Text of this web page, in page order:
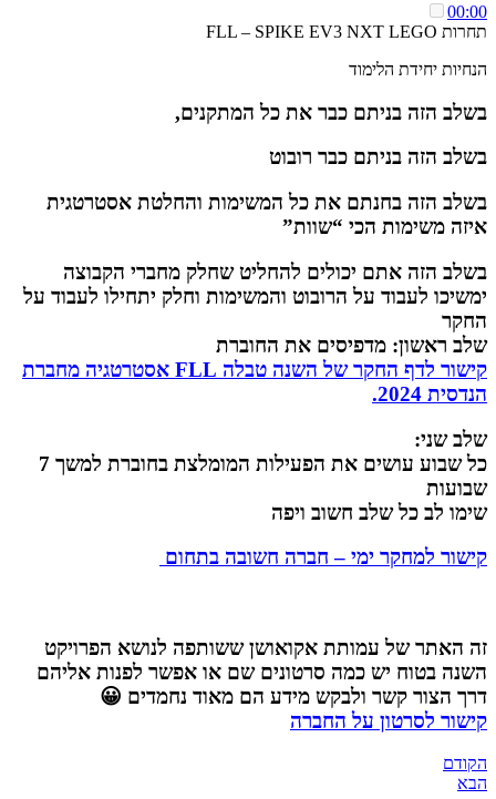
00:00
תחרות FLL – SPIKE EV3 NXT LEGO
הנחיות יחידת הלימוד
בשלב הזה בניתם כבר את כל המתקנים,
בשלב הזה בניתם כבר רובוט
בשלב הזה בחנתם את כל המשימות והחלטת אסטרטגית
איזה משימות הכי “שוות”
בשלב הזה אתם יכולים להחליט שחלק מחברי הקבוצה
ימשיכו לעבוד על הרובוט והמשימות וחלק יתחילו לעבוד על
החקר
שלב ראשון: מדפיסים את החוברת
קישור לדף החקר של השנה טבלה FLL אסטרטגיה מחברת
הנדסית 2024.
שלב שני:
כל שבוע עושים את הפעילות המומלצת בחוברת למשך 7
שבועות
שימו לב כל שלב חשוב ויפה
קישור למחקר ימי – חברה חשובה בתחום
זה האתר של עמותת אקואושן ששותפה לנושא הפרויקט
השנה בטוח יש כמה סרטונים שם או אפשר לפנות אליהם
דרך הצור קשר ולבקש מידע הם מאוד נחמדים 😀
קישור לסרטון על החברה
הקודם
הבא